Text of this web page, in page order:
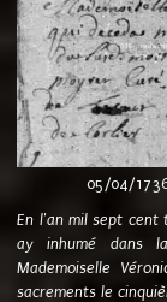
05/04/1736
En l'an mil sept cent
ay inhumé dans
Mademoiselle
sacrements le